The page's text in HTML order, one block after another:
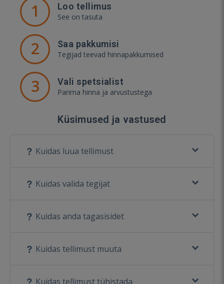
1 Loo tellimus
See on tasuta
2 Saa pakkumisi
Tegijad teevad hinnapakkumised
3 Vali spetsialist
Parima hinna ja arvustustega
Küsimused ja vastused
Kuidas luua tellimust
Kuidas valida tegijat
Kuidas anda tagasisidet
Kuidas tellimust muuta
Kuidas tellimust tühistada